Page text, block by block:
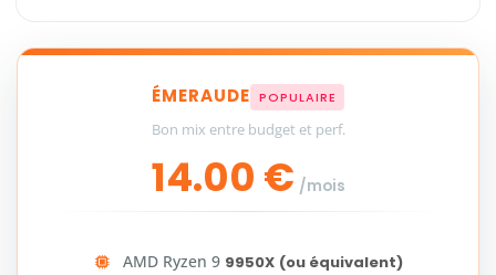
ÉMERAUDE POPULAIRE
Bon mix entre budget et perf.
14.00 € /mois
AMD Ryzen 9 9950X (ou équivalent)